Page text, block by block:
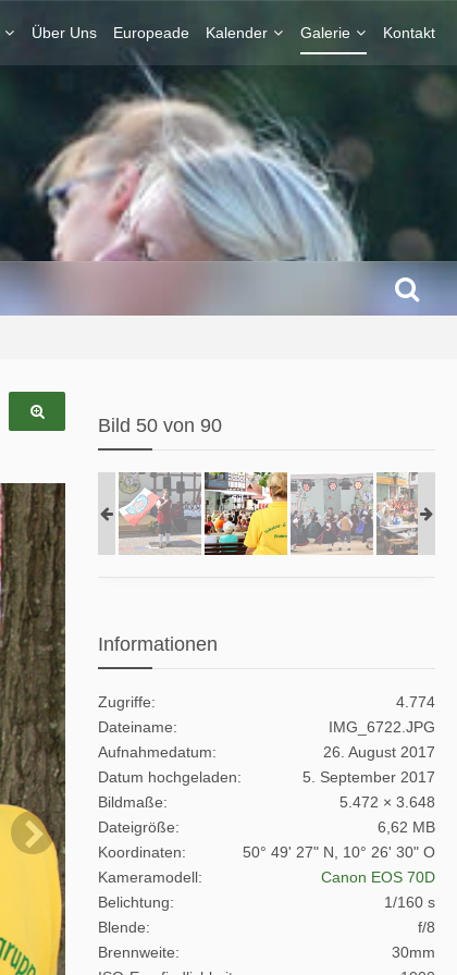
Über Uns Europeade Kalender Galerie Kontakt
Bild 50 von 90
Informationen
Zugriffe
4.774
Dateiname
IMG_6722.JPG
Aufnahmedatum
26. August 2017
Datum hochgeladen
5. September 2017
Bildmaße
5.472 × 3.648
Dateigröße
6,62 MB
Koordinaten
50° 49' 27" N, 10° 26' 30" O
Kameramodell
Canon EOS 70D
Belichtung
1/160 s
Blende
f/8
Brennweite
30mm